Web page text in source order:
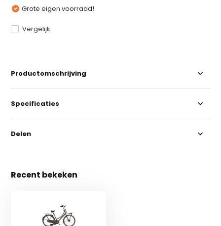
Grote eigen voorraad!
Vergelijk
Productomschrijving
Specificaties
Delen
Recent bekeken